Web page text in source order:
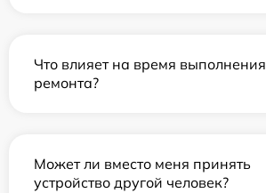
Что влияет на время выполнения
ремонта?
Может ли вместо меня принять
устройство другой человек?